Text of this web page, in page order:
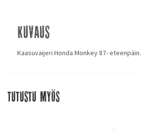
Kuvaus
Kaasuvaijeri Honda Monkey 87- eteenpäin.
Tutustu myös